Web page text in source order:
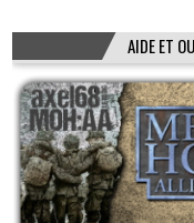
AIDE ET